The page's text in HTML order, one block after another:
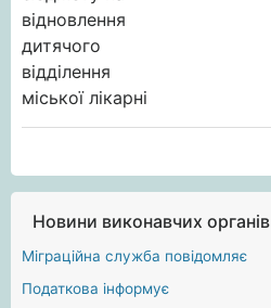
Новини виконавчих органів
Міграційна служба повідомляє
Податкова інформує